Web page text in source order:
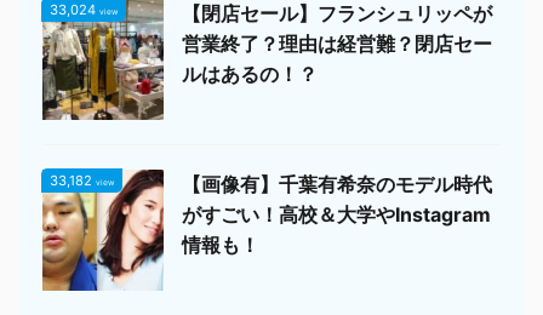
33,024 view
【閉店セール】フランシュリッペが
営業終了？理由は経営難？閉店セー
ルはあるの！？
33,182 view
【画像有】千葉有希奈のモデル時代
がすごい！高校＆大学やInstagram
情報も！